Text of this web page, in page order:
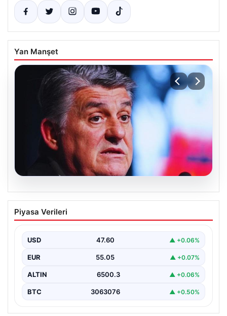
Yan Manşet
05.08.2026
Serdal Adalı’dan Mohamed Salah
Açıklaması! ‘Biz İstemedik, İstesek
Beşiktaş Başkanı Serdal Adalı, futbol dünyasında sıkça
önemli…
Piyasa Verileri
USD 47.60 ▲ +0.06%
EUR 55.05 ▲ +0.07%
ALTIN 6500.3 ▲ +0.06%
BTC 3063076 ▲ +0.50%